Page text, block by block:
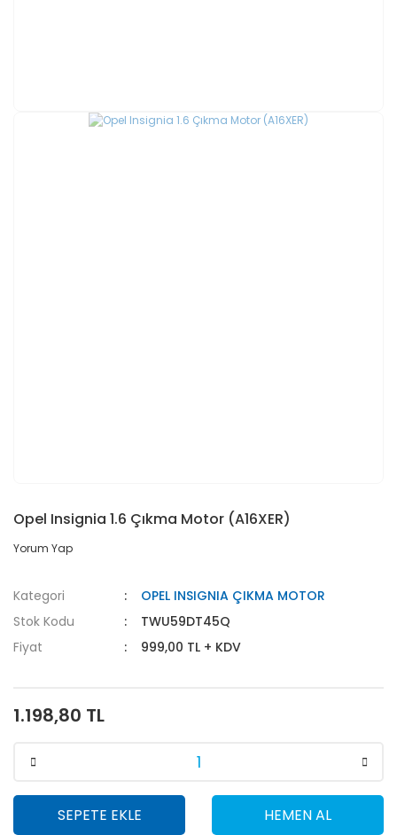
Opel Insignia 1.6 Çıkma Motor (A16XER)
Yorum Yap
Kategori
OPEL INSIGNIA ÇIKMA MOTOR
Stok Kodu
TWU59DT45Q
Fiyat
999,00 TL + KDV
1.198,80 TL
SEPETE EKLE HEMEN AL